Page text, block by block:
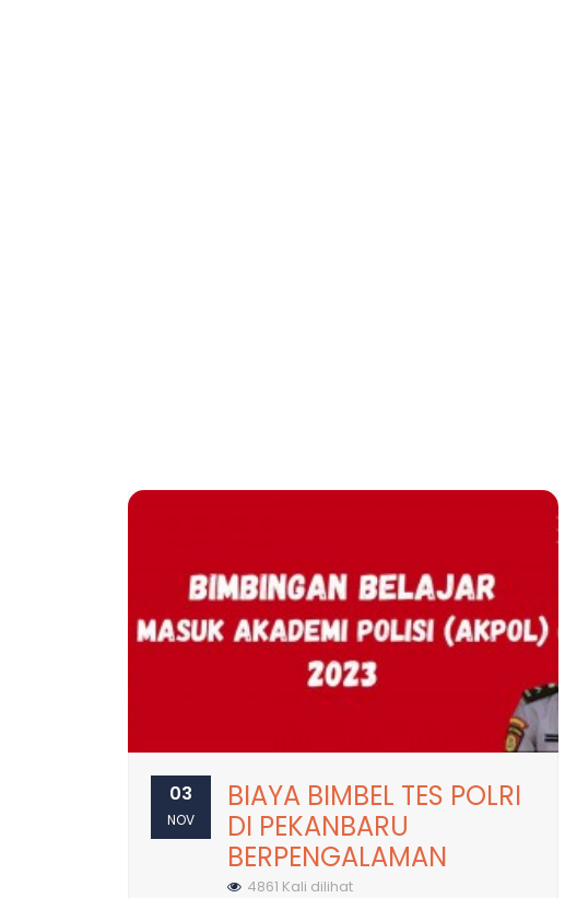
03
NOV
BIAYA BIMBEL TES POLRI
DI PEKANBARU
BERPENGALAMAN
4861 Kali dilihat